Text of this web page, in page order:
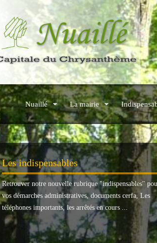
Nuaillé La mairie
Les indispensables
Retrouver notre nouvelle rubrique "indispensables"
vos démarches administratives, documents cerfa, Les
téléphones importants, les arrêtés en cours ...